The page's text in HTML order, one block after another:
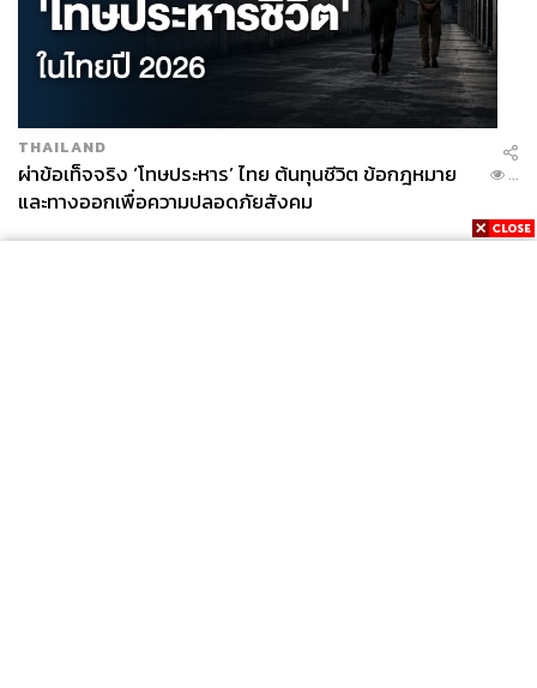
THAILAND
ผ่าข้อเท็จจริง ‘โทษประหาร’ ไทย ต้นทุนชีวิต ข้อกฎหมาย
และทางออกเพื่อความปลอดภัยสังคม
...